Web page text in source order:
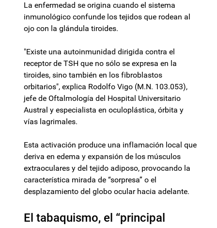
La enfermedad se origina cuando el sistema
inmunológico confunde los tejidos que rodean al
ojo con la glándula tiroides.
"Existe una autoinmunidad dirigida contra el
receptor de TSH que no sólo se expresa en la
tiroides, sino también en los fibroblastos
orbitarios", explica Rodolfo Vigo (M.N. 103.053),
jefe de Oftalmología del Hospital Universitario
Austral y especialista en oculoplástica, órbita y
vías lagrimales.
Esta activación produce una inflamación local que
deriva en edema y expansión de los músculos
extraoculares y del tejido adiposo, provocando la
característica mirada de “sorpresa” o el
desplazamiento del globo ocular hacia adelante.
El tabaquismo, el “principal